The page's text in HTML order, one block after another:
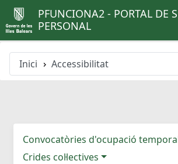
PFUNCIONA2 - PORTAL DE
PERSONAL
Inici Accessibilitat
Convocatòries d'ocupació
Crides col·lectives